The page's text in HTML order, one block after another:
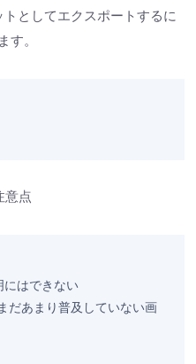
としてエクスポートするに
す。
意点
にはできない
だあまり普及していない画